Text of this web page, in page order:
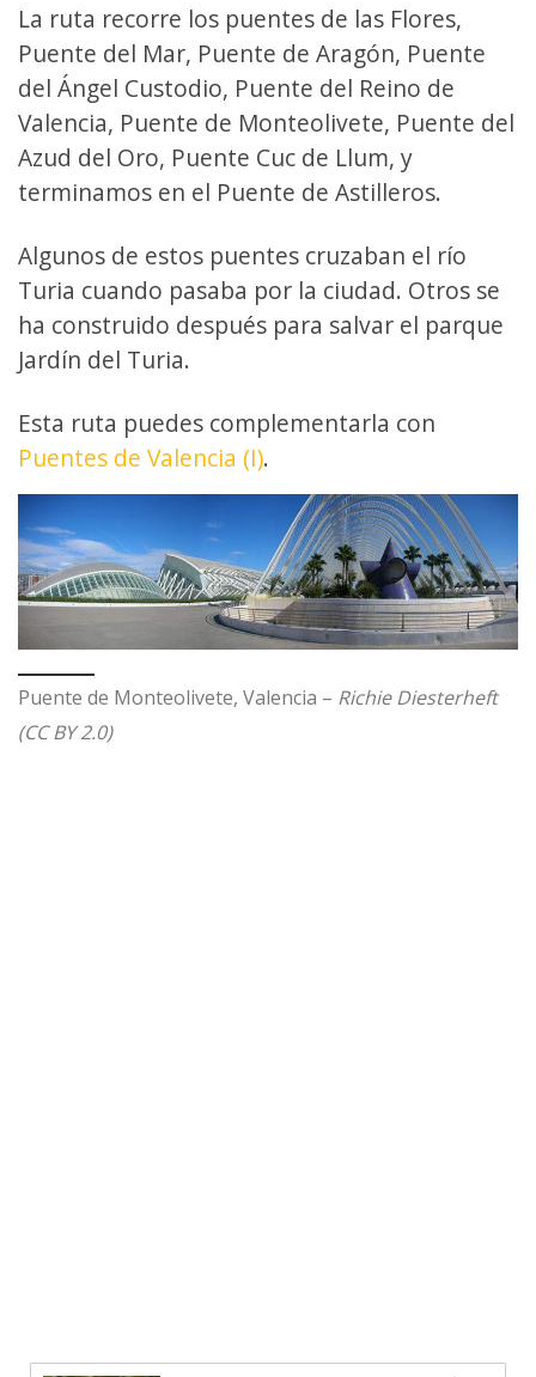
La ruta recorre los puentes de las Flores,
Puente del Mar, Puente de Aragón, Puente
del Ángel Custodio, Puente del Reino de
Valencia, Puente de Monteolivete, Puente del
Azud del Oro, Puente Cuc de Llum, y
terminamos en el Puente de Astilleros.
Algunos de estos puentes cruzaban el río
Turia cuando pasaba por la ciudad. Otros se
ha construido después para salvar el parque
Jardín del Turia.
Esta ruta puedes complementarla con
Puentes de Valencia (I).
Puente de Monteolivete, Valencia – Richie Diesterheft
(CC BY 2.0)